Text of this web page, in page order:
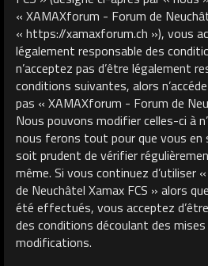
« XAMAXforum - Forum de
« https://xamaxforum.ch »), vous
légalement responsable des
n’acceptez pas d’être légalement
conditions suivantes, alors
pas « XAMAXforum - Forum de
Nous pouvons modifier celles-ci à
nous ferons tout pour que vous en
soit prudent de vérifier
même. Si vous continuez d’utiliser
de Neuchâtel Xamax FCS » alors
été effectués, vous acceptez
des conditions découlant des
modifications.